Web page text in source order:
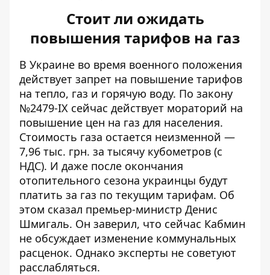
Стоит ли ожидать
повышения тарифов на газ
В Украине во время военного положения
действует запрет на повышение тарифов
на тепло, газ и горячую воду. По закону
№2479-ІХ сейчас действует мораторий на
повышение цен на газ для населения.
Стоимость газа остается неизменной —
7,96 тыс. грн. за тысячу кубометров (с
НДС). И даже после окончания
отопительного сезона украинцы будут
платить за газ по текущим тарифам. Об
этом сказал премьер-министр Денис
Шмигаль. Он заверил, что сейчас Кабмин
не обсуждает изменение коммунальных
расценок. Однако эксперты не советуют
расслабляться.